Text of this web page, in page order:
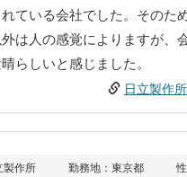
ている会社でした。そのた
は人の感覚によりますが、
らしいと感じました。
日立製作
製作所 勤務地：東京都